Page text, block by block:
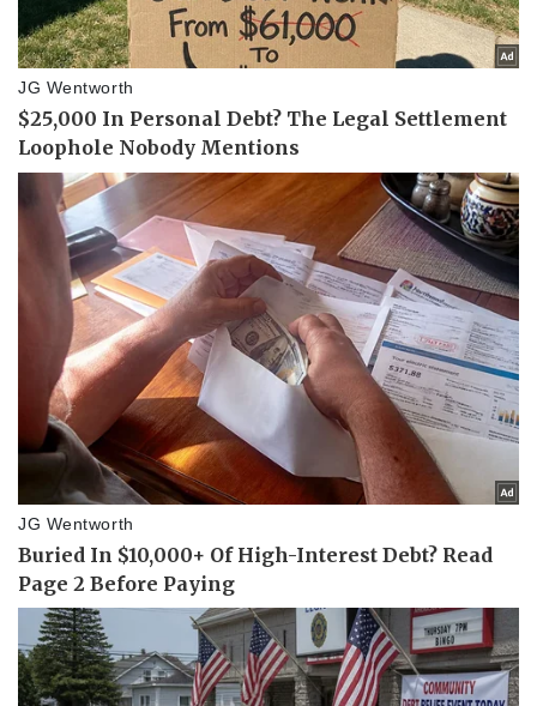
Doanh nghiệp
Thông tin doanh nghiệp
Doanh nghiệp 24h
Doanh nhân
Công nghệ
Sành điệu
Tin Công nghệ
Trải nghiệm